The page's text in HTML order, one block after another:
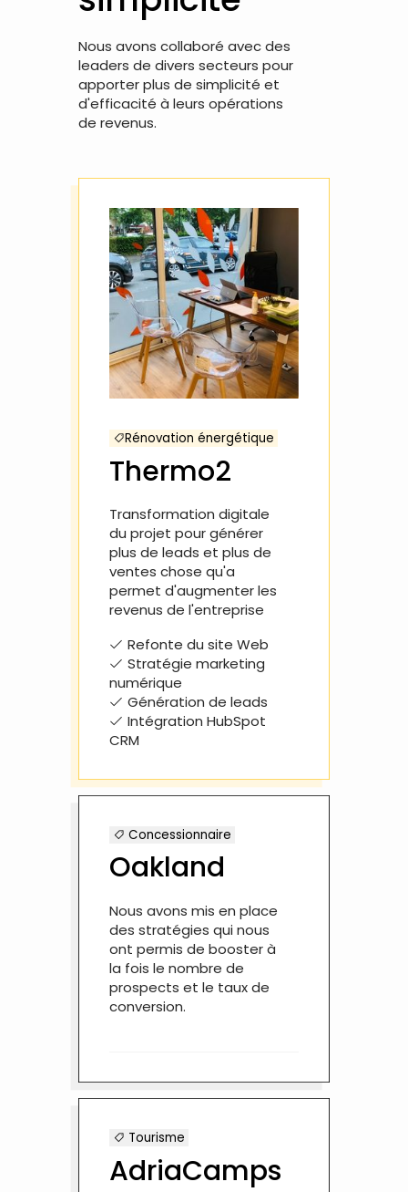
Nous avons collaboré avec des
leaders de divers secteurs pour
apporter plus de simplicité et
d'efficacité à leurs opérations
de revenus.
Rénovation énergétique
Thermo2
Transformation digitale
du projet pour générer
plus de leads et plus de
ventes chose qu'a
permet d'augmenter les
revenus de l'entreprise
Refonte du site Web
Stratégie marketing
numérique
Génération de leads
Intégration HubSpot
CRM
Concessionnaire
Oakland
Nous avons mis en place
des stratégies qui nous
ont permis de booster à
la fois le nombre de
prospects et le taux de
conversion.
Tourisme
AdriaCamps